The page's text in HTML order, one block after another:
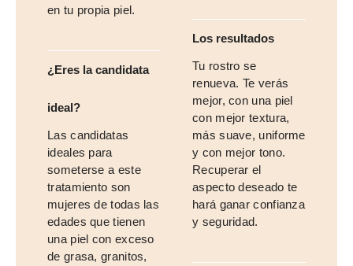
en tu propia piel.
¿Eres la candidata
ideal?
Las candidatas
ideales para
someterse a este
tratamiento son
mujeres de todas las
edades que tienen
una piel con exceso
de grasa, granitos,
Los resultados
Tu rostro se
renueva. Te verás
mejor, con una piel
con mejor textura,
más suave, uniforme
y con mejor tono.
Recuperar el
aspecto deseado te
hará ganar confianza
y seguridad.